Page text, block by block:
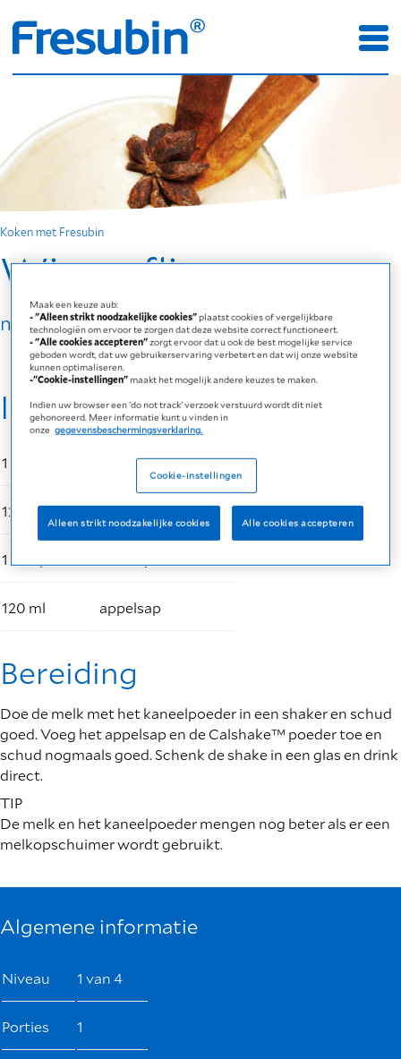
Koken met Fresubin
Winterflip
met Calshake Vanille
Ingrediënten
1 sachet Calshake Vanille
120 ml volle melk
1 mespunt
120 ml appelsap
Bereiding
Doe de melk met het kaneelpoeder in een shaker en schud
goed. Voeg het appelsap en de Calshake™ poeder toe en
schud nogmaals goed. Schenk de shake in een glas en drink
direct.
TIP
De melk en het kaneelpoeder mengen nog beter als er een
melkopschuimer wordt gebruikt.
Algemene informatie
Niveau 1 van 4
Porties 1
Maak een keuze aub:
- "Alleen strikt noodzakelijke cookies"plaatst cookies of vergelijkbare
technologiën om ervoor te zorgen dat deze website correct functioneert.
- "Alle cookies accepteren"zorgt ervoor dat u ook de best mogelijke service
geboden wordt, dat uw gebruikerservaring verbetert en dat wij onze website
kunnen optimaliseren.
-"Cookie-instellingen"maakt het mogelijk andere keuzes te maken.
Indien uw browser een 'do not track' verzoek verstuurd wordt dit niet
gehonoreerd. Meer informatie kunt u vinden in
onze gegevensbeschermingsverklaring.
Cookie-instellingen
Alleen strikt noodzakelijke cookies Alle cookies accepteren